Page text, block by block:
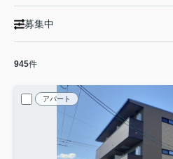
募集中
945件
アパート